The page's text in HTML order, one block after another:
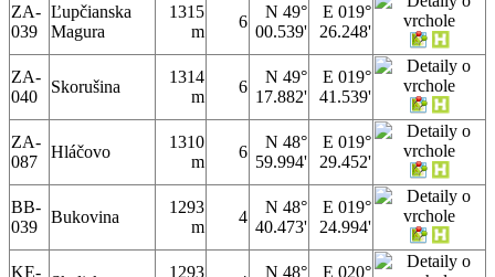
ZA-
039
Ľupčianska
Magura
1315
m
6
N 49°
00.539'
E 019°
26.248'
ZA-
040
Skorušina
1314
m
6
N 49°
17.882'
E 019°
41.539'
ZA-
087
Hláčovo
1310
m
6
N 48°
59.994'
E 019°
29.452'
BB-
039
Bukovina
1293
m
4
N 48°
40.473'
E 019°
24.994'
KE-
1293
N 48°
E 020°